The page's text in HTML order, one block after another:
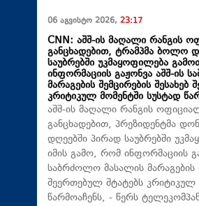
06 აგვისტო 2026, 23:17
CNN: აშშ-ის მაღალი რანგის
განცხადებით, ტრამპმა ბოლო
საუბრებში უკმაყოფილება
ინფორმაციის გაჟონვა აშშ-ის
მარაგების შემცირების
კრიტიკულ მომენტში სუსტად
აშშ-ის მაღალი რანგის
განცხადებით, პრეზიდენტმა
დღეებში პირად საუბრებში
იმის გამო, რომ ინფორმაციის
საბრძოლო მასალის მარაგების
შეერთებულ შტატებს კრიტიკულ
წარმოაჩენს, - წერს